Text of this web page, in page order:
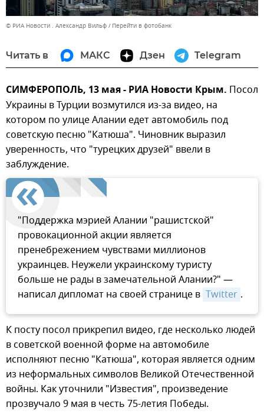
© РИА Новости . Александр Вильф Перейти в фотобанк
Читать в МАКС Дзен Telegram
СИМФЕРОПОЛЬ, 13 мая - РИА Новости Крым. Посол
Украины в Турции возмутился из-за видео, на
котором по улице Алании едет автомобиль под
советскую песню "Катюша". Чиновник выразил
уверенность, что "турецких друзей" ввели в
заблуждение.
"Поддержка мэрией Алании "рашистской"
провокационной акции является
пренебрежением чувствами миллионов
украинцев. Неужели украинскому туристу
больше не рады в замечательной Алании?" —
написал дипломат на своей странице в Twitter .
К посту посол прикрепил видео, где несколько людей
в советской военной форме на автомобиле
исполняют песню "Катюша", которая является одним
из неформальных символов Великой Отечественной
войны. Как уточнили "Известия", произведение
прозвучало 9 мая в честь 75-летия Победы.